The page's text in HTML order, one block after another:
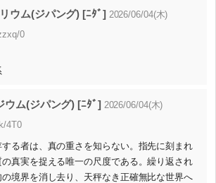
ウム(ジパング) [ﾆﾀﾞ] 2026/06/04(木)
0
ウム(ジパング) [ﾆﾀﾞ] 2026/06/04(木)
4T0
る者は、真の重さを知らない。指先に刻まれ
真実を捉える唯一の尺度である。繰り返され
境界を消し去り、天秤なき正確無比な世界へ